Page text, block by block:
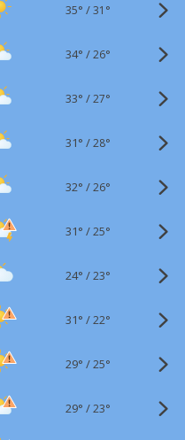
35° /31°
34° /26°
33° /27°
31° /28°
32° /26°
31° /25°
24° /23°
31° /22°
29° /25°
29° /23°